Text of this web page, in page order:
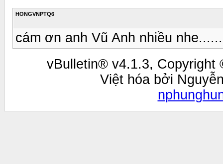
HONGVNPTQ6
cám ơn anh Vũ Anh nhiều
vBulletin® v4.1.3, Copyright
Việt hóa bởi